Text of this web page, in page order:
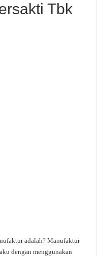
Tbk
adalah? Manufaktur
dengan menggunakan